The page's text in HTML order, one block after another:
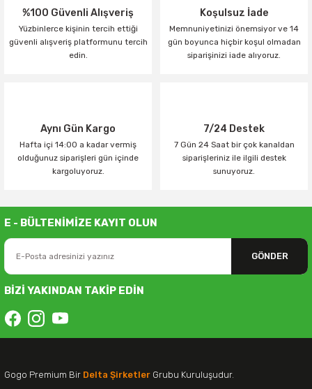
%100 Güvenli Alışveriş
Yüzbinlerce kişinin tercih ettiği
güvenli alışveriş platformunu tercih
edin.
Koşulsuz İade
Memnuniyetinizi önemsiyor ve 14
gün boyunca hiçbir koşul olmadan
siparişinizi iade alıyoruz.
Aynı Gün Kargo
Hafta içi 14:00 a kadar vermiş
olduğunuz siparişleri gün içinde
kargoluyoruz.
7/24 Destek
7 Gün 24 Saat bir çok kanaldan
siparişleriniz ile ilgili destek
sunuyoruz.
E - BÜLTENİMİZE KAYIT OLUN
GÖNDER
BİZİ YAKINDAN TAKİP EDİN
Gogo Premium Bir Delta Şirketler Grubu Kuruluşudur.